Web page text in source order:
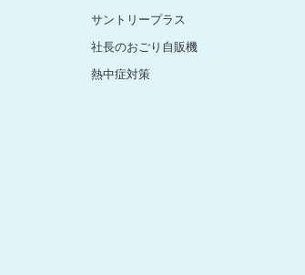
サントリープラス
社長のおごり自販機
熱中症対策